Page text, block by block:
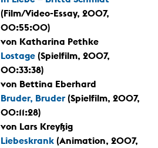
(Film/Video-Essay, 2007,
00:55:00)
von Katharina Pethke
Lostage (Spielfilm, 2007,
00:33:38)
von Bettina Eberhard
Bruder, Bruder (Spielfilm, 2007,
00:11:28)
von Lars Kreyßig
Liebeskrank (Animation, 2007,